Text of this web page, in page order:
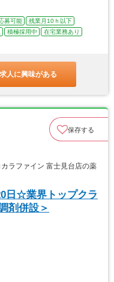
募可能
残業月10ｈ以下
積極採用中
在宅業務あり
人に興味がある
保存する
ラファイン 富士見台店の薬
日☆業界トップクラ
剤併設＞